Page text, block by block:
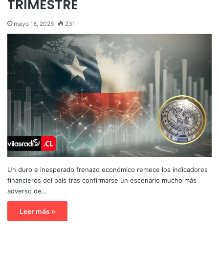
TRIMESTRE
mayo 18, 2026 231
Un duro e inesperado frenazo económico remece los indicadores
financieros del país tras confirmarse un escenario mucho más
adverso de…
Leer más »